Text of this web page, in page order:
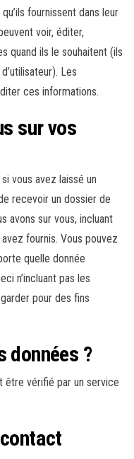
fournissent dans leur
voir, éditer,
quand ils le souhaitent (ils
Les
ces informations.
sur vos
vous avez laissé un
recevoir un dossier de
avons sur vous, incluant
fournis. Vous pouvez
quelle donnée
n’incluant pas les
pour des fins
données ?
être vérifié par un service